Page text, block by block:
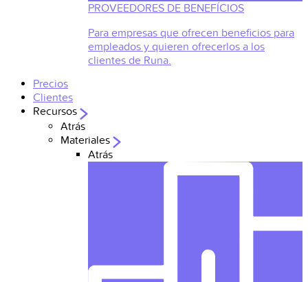
PROVEEDORES DE BENEFÍCIOS
Para empresas que ofrecen beneficios para
empleados y quieren ofrecerlos a los
clientes de Runa.
Precios
Clientes
Recursos
Atrás
Materiales
Atrás